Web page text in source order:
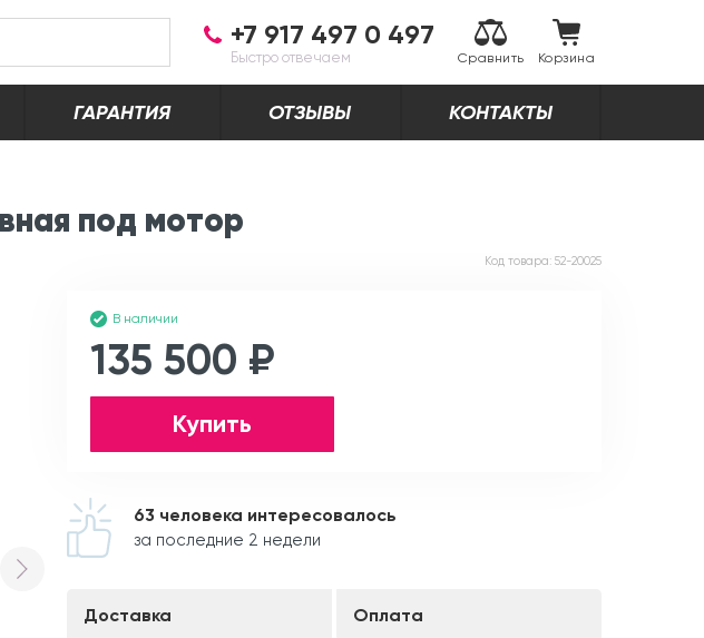
+7 917 497 0 497
Быстро отвечаем Сравнить Корзина
ГАРАНТИЯ ОТЗЫВЫ КОНТАКТЫ
под мотор
Код товара: 52-20025
В наличии
135 500 ₽
Купить
63 человека интересовалось
за последние 2 недели
Доставка Оплата